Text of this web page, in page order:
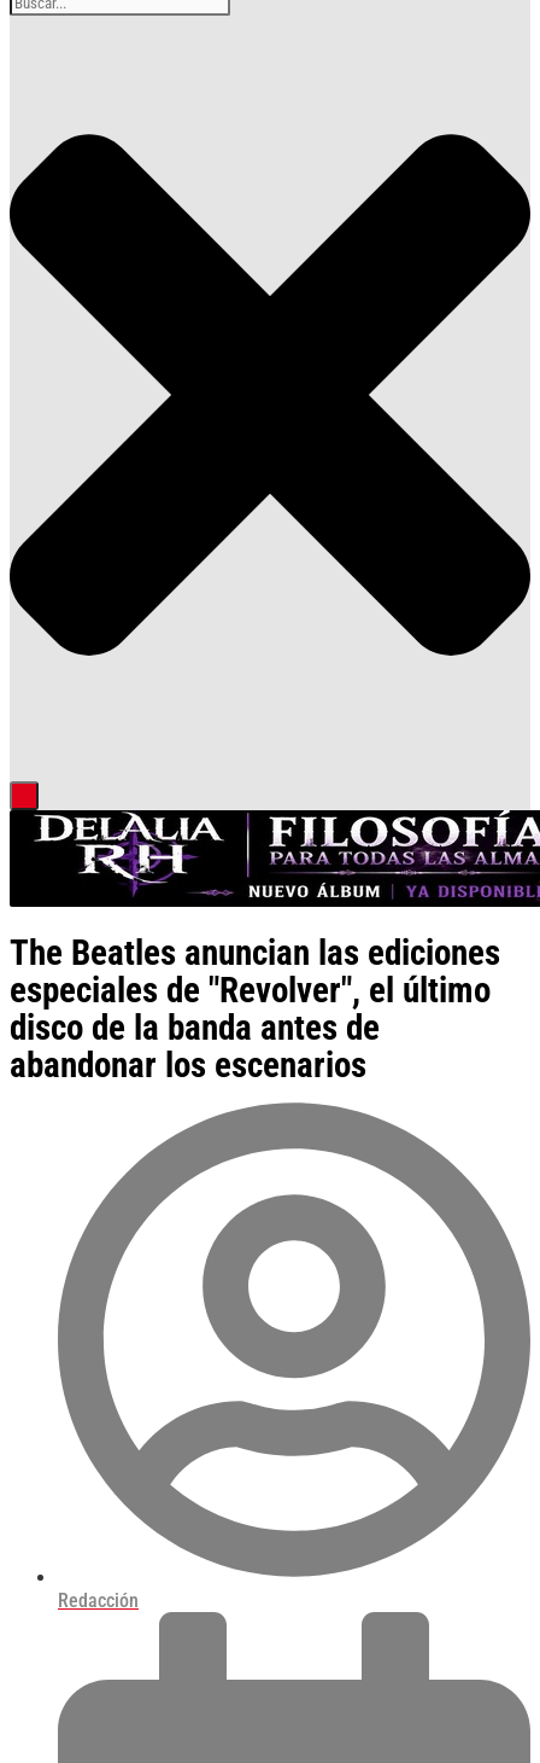
The Beatles anuncian las ediciones
especiales de "Revolver", el último
disco de la banda antes de
abandonar los escenarios
Redacción